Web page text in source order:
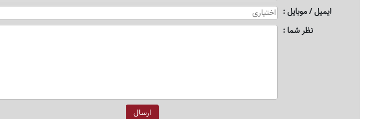
ایمیل / موبایل
نظر شما